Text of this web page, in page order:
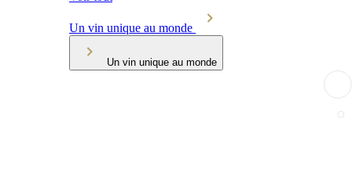
Un vin unique au monde
Un vin unique au monde